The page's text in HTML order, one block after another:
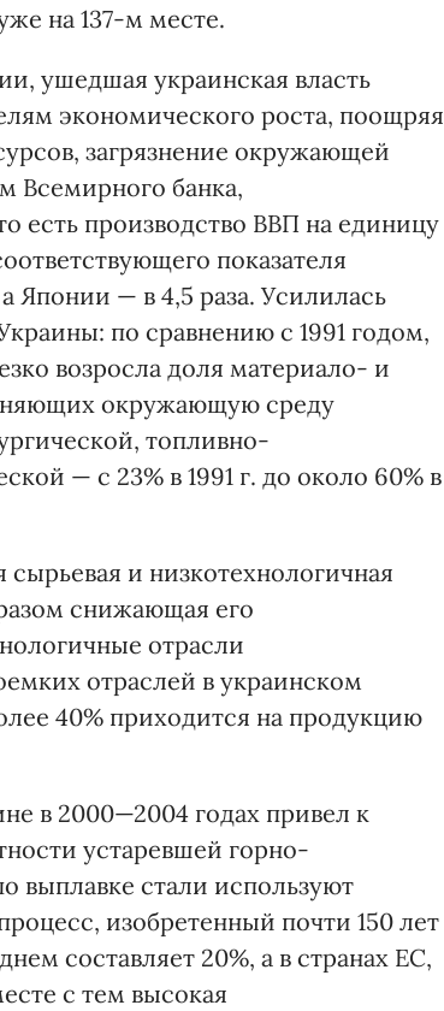
на 137-м месте.
ушедшая украинская власть
экономического роста, поощряя
загрязнение окружающей
Всемирного банка,
есть производство ВВП на единицу
показателя
Японии — в 4,5 раза. Усилилась
по сравнению с 1991 годом,
возросла доля материало- и
окружающую среду
топливно-
— с 23% в 1991 г. до около 60% в
и низкотехнологичная
снижающая его
отрасли
отраслей в украинском
40% приходится на продукцию
в 2000—2004 годах привел к
устаревшей горно-
выплавке стали используют
изобретенный почти 150 лет
составляет 20%, а в странах ЕС,
с тем высокая